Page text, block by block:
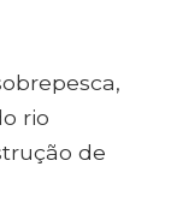
rio
de